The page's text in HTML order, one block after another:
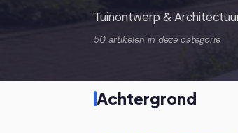
Tuinontwerp &
50 artikelen in deze categorie
Achtergrond